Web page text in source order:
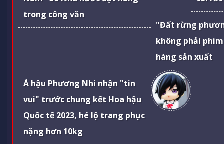
trong công văn
"Đất rừng
không phải
hàng sản xuất
Á hậu Phương Nhi nhận "tin
vui" trước chung kết Hoa hậu
Quốc tế 2023, hé lộ trang phục
nặng hơn 10kg